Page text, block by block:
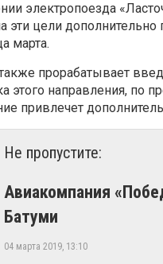
электропоезда
эти цели дополнительно
марта.
прорабатывает
этого направления, по
привлечет
Не пропустите:
Авиакомпания
Батуми
04 марта 2019, 13:10